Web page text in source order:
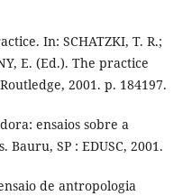
In: SCHATZKI, T. R.;
E. (Ed.). The practice
2001. p. 184197.
ensaios sobre a
SP : EDUSC, 2001.
ensaio de antropologia